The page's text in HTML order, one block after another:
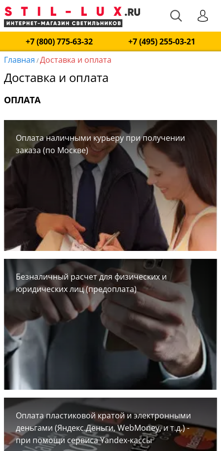
+7 (800) 775-63-32
+7 (495) 255-03-21
Главная /Доставка и оплата
Доставка и оплата
ОПЛАТА
Оплата наличными курьеру при получении
заказа (по Москве)
Безналичный расчет для физических и
юридических лиц (предоплата)
Оплата пластиковой кратой и электронными
деньгами (Яндекс.Деньги, WebMoney, и т.д.) -
при помощи сервиса Yandex-кассы